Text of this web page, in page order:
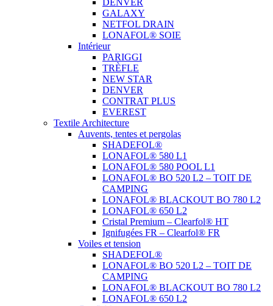
DENVER
GALAXY
NETFOL DRAIN
LONAFOL® SOIE
Intérieur
PARIGGI
TRÈFLE
NEW STAR
DENVER
CONTRAT PLUS
EVEREST
Textile Architecture
Auvents, tentes et pergolas
SHADEFOL®
LONAFOL® 580 L1
LONAFOL® 580 POOL L1
LONAFOL® BO 520 L2 – TOIT DE
CAMPING
LONAFOL® BLACKOUT BO 780 L2
LONAFOL® 650 L2
Cristal Premium – Clearfol® HT
Ignifugées FR – Clearfol® FR
Voiles et tension
SHADEFOL®
LONAFOL® BO 520 L2 – TOIT DE
CAMPING
LONAFOL® BLACKOUT BO 780 L2
LONAFOL® 650 L2